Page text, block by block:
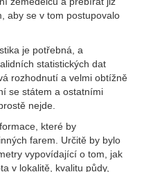
aby se v tom postupovalo
je potřebná, a
statistických dat
rozhodnutí a velmi obtížně
se státem a ostatními
nejde.
které by
farem. Určitě by bylo
vypovídající o tom, jak
v lokalitě, kvalitu půdy,